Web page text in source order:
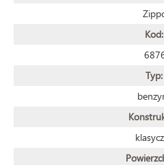
Kod:
Typ: